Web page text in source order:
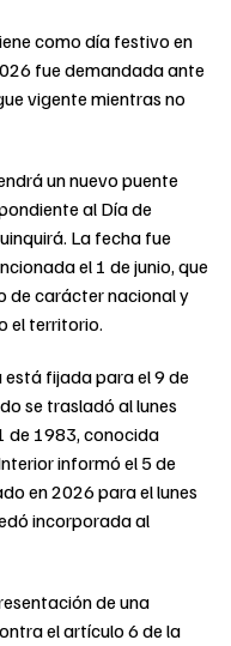
como día festivo en
fue demandada ante
vigente mientras no
un nuevo puente
al Día de
La fecha fue
el 1 de junio, que
de carácter nacional y
el territorio.
fijada para el 9 de
se trasladó al lunes
de 1983, conocida
informó el 5 de
en 2026 para el lunes
incorporada al
de una
el artículo 6 de la